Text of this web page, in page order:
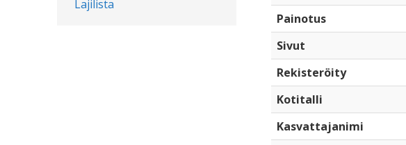
Lajilista
Painotus
Sivut
Rekisteröity
Kotitalli
Kasvattajanimi